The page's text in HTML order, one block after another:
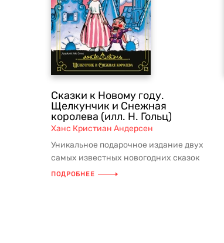
Сказки к Новому году.
Щелкунчик и Снежная
королева (илл. Н. Гольц)
Ханс Кристиан Андерсен
Уникальное подарочное издание двух
самых известных новогодних сказок
«Снежная королева» и «Щелкунчик...
ПОДРОБНЕЕ